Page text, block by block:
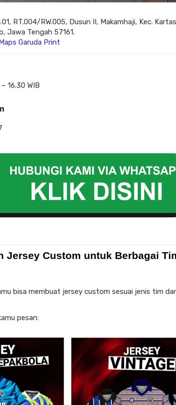
RT.004/RW.005, Dusun II, Makamhaji, Kec.
Jawa Tengah 57161.
Garuda Print
16.30 WIB
Jersey Custom untuk Berbagai
bisa membuat jersey custom sesuai jenis tim
pesan: